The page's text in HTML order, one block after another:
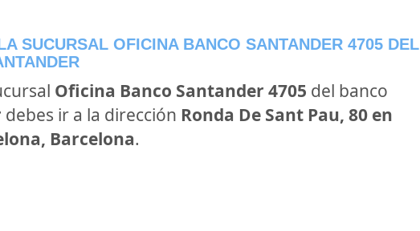
SUCURSAL OFICINA BANCO SANTANDER 4705 DEL
Oficina Banco Santander 4705 del banco
debes ir a la dirección Ronda De Sant Pau, 80 en
Barcelona.